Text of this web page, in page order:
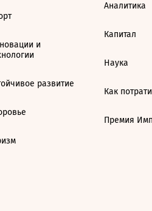
и
развитие
Аналитика
Капитал
Наука
Как
Премия